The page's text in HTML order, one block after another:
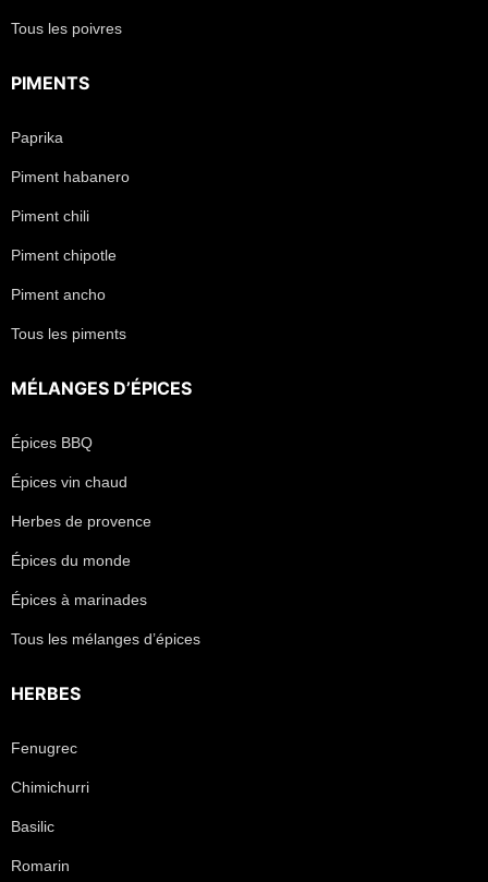
Tous les poivres
PIMENTS
Paprika
Piment habanero
Piment chili
Piment chipotle
Piment ancho
Tous les piments
MÉLANGES D’ÉPICES
Épices BBQ
Épices vin chaud
Herbes de provence
Épices du monde
Épices à marinades
Tous les mélanges d’épices
HERBES
Fenugrec
Chimichurri
Basilic
Romarin